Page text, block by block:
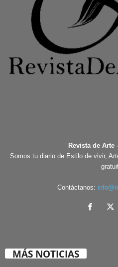
Revista de Arte
Somos tu diario de Estilo de vivir,
Contáctanos:
MÁS NOTICIAS